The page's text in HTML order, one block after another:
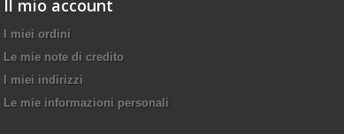
Il mio account
I miei ordini
Le mie note di credito
I miei indirizzi
Le mie informazioni personali